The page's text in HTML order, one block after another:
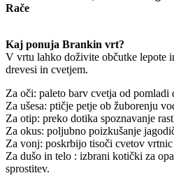
Rače
Kaj ponuja Brankin vrt?
V vrtu lahko doživite občutke lepote
drevesi in cvetjem.
Za oči: paleto barv cvetja od pomladi
Za ušesa: ptičje petje ob žuborenju
Za otip: preko dotika spoznavanje
Za okus: poljubno poizkušanje
Za vonj: poskrbijo tisoči cvetov
Za dušo in telo : izbrani kotički za
sprostitev.